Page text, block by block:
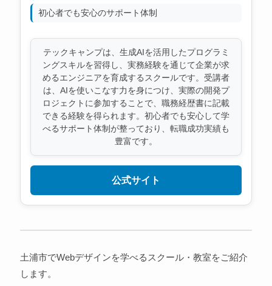
初心者でも安心のサポート体制
テックキャンプは、生成AIを活用したプログラミ
ングスキルを習得し、実務経験を通じて企業が求
めるエンジニアを育成するスクールです。受講者
は、AIを使いこなす力を身につけ、実際の開発プ
ロジェクトに参加することで、職務経歴書に記載
できる経験を得られます。初心者でも安心して学
べるサポート体制が整っており、転職成功実績も
豊富です。
公式サイト
土浦市でWebデザインを学べるスクール・教室をご紹介
します。